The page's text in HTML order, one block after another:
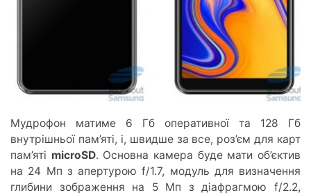
Мудрофон матиме 6 Гб оперативної та 128 Гб
внутрішньої пам’яті, і, швидше за все, роз’єм для карт
пам’яті microSD. Основна камера буде мати об’єктив
на 24 Мп з апертурою f/1.7, модуль для визначення
глибини зображення на 5 Мп з діафрагмою f/2.2,